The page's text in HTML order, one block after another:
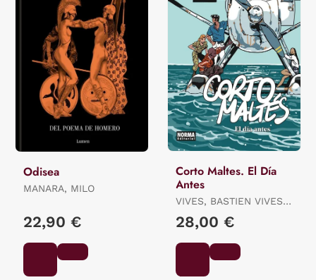
Odisea
MANARA, MILO
22,90 €
Corto Maltes. El Día
Antes
VIVES, BASTIEN VIVES /
28,00 €